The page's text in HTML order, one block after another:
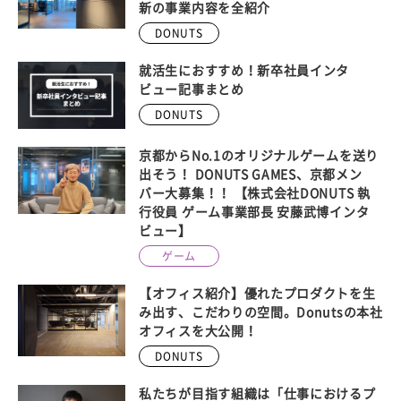
新の事業内容を全紹介
DONUTS
就活生におすすめ！新卒社員インタ
ビュー記事まとめ
DONUTS
京都からNo.1のオリジナルゲームを送り
出そう！ DONUTS GAMES、京都メン
バー大募集！！ 【株式会社DONUTS 執
行役員 ゲーム事業部長 安藤武博インタ
ビュー】
ゲーム
【オフィス紹介】優れたプロダクトを生
み出す、こだわりの空間。Donutsの本社
オフィスを大公開！
DONUTS
私たちが目指す組織は「仕事におけるプ